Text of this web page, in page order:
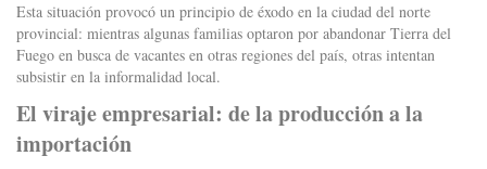
Esta situación provocó un principio de éxodo en la ciudad del norte
provincial: mientras algunas familias optaron por abandonar Tierra del
Fuego en busca de vacantes en otras regiones del país, otras intentan
subsistir en la informalidad local.
El viraje empresarial: de la producción a la
importación